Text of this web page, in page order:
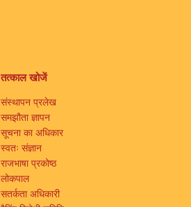
तत्काल खोजें
संस्थापन प्रलेख
समझौता ज्ञापन
सूचना का अधिकार
स्वतः संज्ञान
राजभाषा प्रकोष्ठ
लोकपाल
सतर्कता अधिकारी